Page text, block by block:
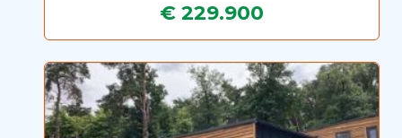
€ 229.900